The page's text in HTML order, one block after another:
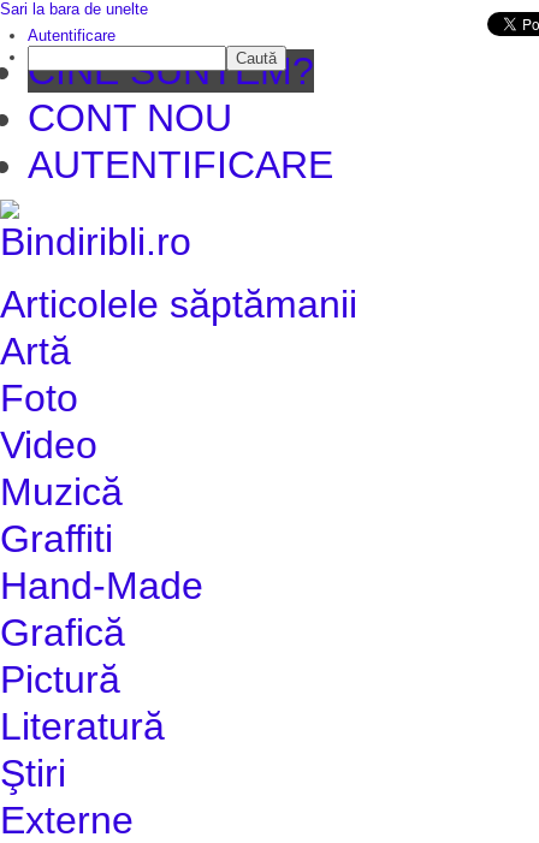
CINE SUNTEM?
CONT NOU
AUTENTIFICARE
Articolele săptămanii
Artă
Foto
Video
Muzică
Graffiti
Hand-Made
Grafică
Pictură
Literatură
Ştiri
Externe
Sari la bara de unelte
Autentificare
Caută